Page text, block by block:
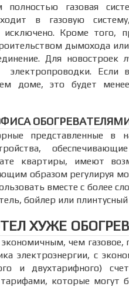
газовая
в газовую
Кроме того,
дымохода
Для новостроек
Если
доме, это будет
представленные в
обеспечивающие
квартиры, имеют
образом регулируя
вместе с более
бойлер или
ХУЖЕ
чем газовое,
электроэнергии, с
и двухтарифного)
которые могут